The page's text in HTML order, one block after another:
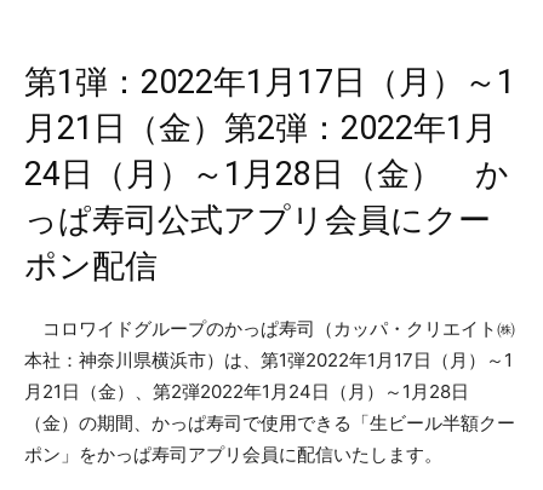
第1弾：2022年1月17日（月）～1
月21日（金）第2弾：2022年1月
24日（月）～1月28日（金） か
っぱ寿司公式アプリ会員にクー
ポン配信
コロワイドグループのかっぱ寿司（カッパ・クリエイト㈱
本社：神奈川県横浜市）は、第1弾2022年1月17日（月）～1
月21日（金）、第2弾2022年1月24日（月）～1月28日
（金）の期間、かっぱ寿司で使用できる「生ビール半額クー
ポン」をかっぱ寿司アプリ会員に配信いたします。